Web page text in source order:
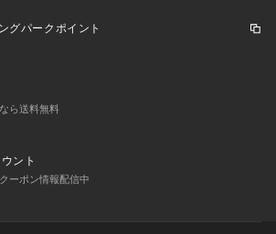
グパークポイント
ら送料無料
ント
ーポン情報配信中